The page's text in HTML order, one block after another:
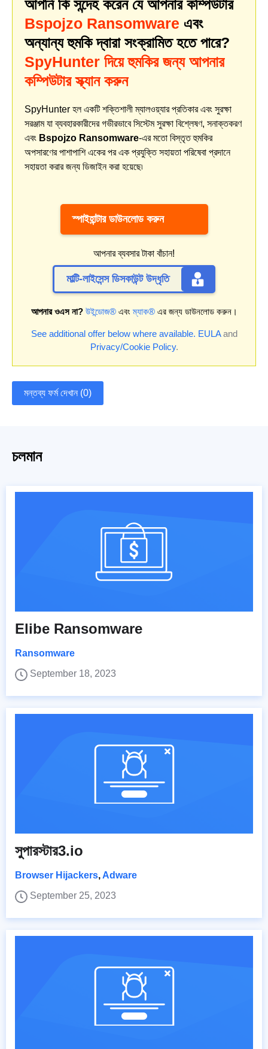
আপনি কি সন্দেহ করেন যে আপনার কম্পিউটার
Bspojzo Ransomware এবং
অন্যান্য হুমকি দ্বারা সংক্রামিত হতে পারে?
SpyHunter দিয়ে হুমকির জন্য আপনার
কম্পিউটার স্ক্যান করুন
SpyHunter হল একটি শক্তিশালী ম্যালওয়্যার প্রতিকার এবং সুরক্ষা
সরঞ্জাম যা ব্যবহারকারীদের গভীরভাবে সিস্টেম সুরক্ষা বিশ্লেষণ, সনাক্তকরণ
এবং Bspojzo Ransomware-এর মতো বিস্তৃত হুমকির
অপসারণের পাশাপাশি একের পর এক প্রযুক্তি সহায়তা পরিষেবা প্রদানে
সহায়তা করার জন্য ডিজাইন করা হয়েছে৷
স্পাইহান্টার ডাউনলোড করুন
আপনার ব্যবসার টাকা বাঁচান!
মাল্টি-লাইসেন্স ডিসকাউন্ট উদ্ধৃতি
আপনার ওএস না? উইন্ডোজ®এবংম্যাক®এর জন্য ডাউনলোড করুন।
See additional offer below where available. EULAand
Privacy/Cookie Policy.
মন্তব্য ফর্ম দেখান (0)
চলমান
Elibe Ransomware
Ransomware
September 18, 2023
সুপারস্টার3.io
Browser Hijackers, Adware
September 25, 2023